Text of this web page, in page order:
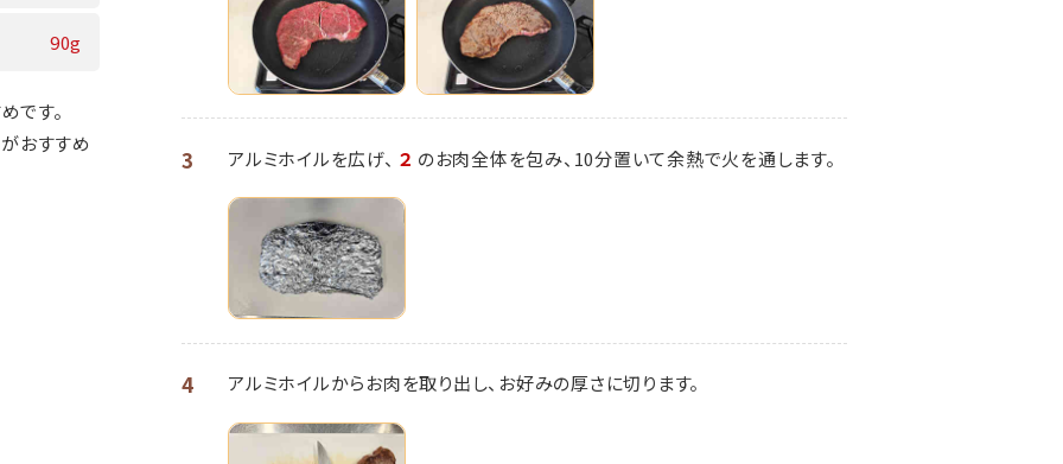
90g
です。
おすすめ
3 アルミホイルを広げ、 ２ のお肉全体を包み、10分置いて余熱で火を通します。
4 アルミホイルからお肉を取り出し、お好みの厚さに切ります。